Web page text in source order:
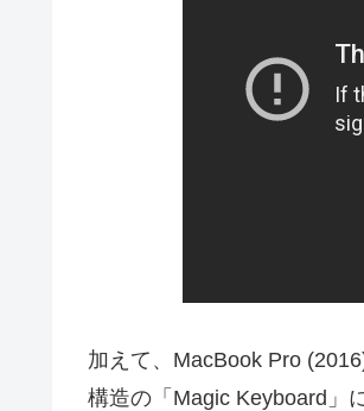
加えて、MacBook Pro
構造の「Magic Keyboard」